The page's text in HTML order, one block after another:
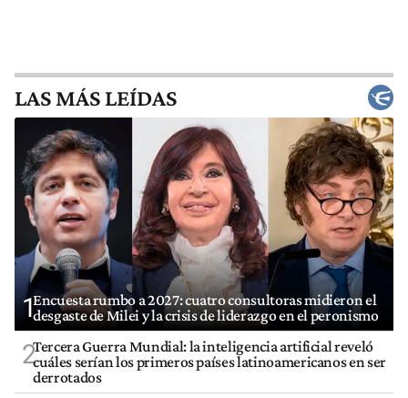
LAS MÁS LEÍDAS
1Encuesta rumbo a 2027: cuatro consultoras midieron el
desgaste de Milei y la crisis de liderazgo en el peronismo
2Tercera Guerra Mundial: la inteligencia artificial reveló
cuáles serían los primeros países latinoamericanos en ser
derrotados